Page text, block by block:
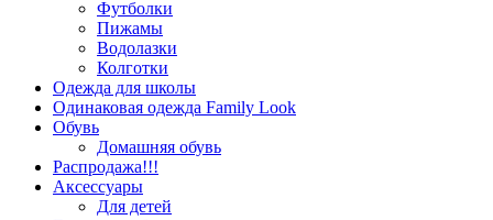
Футболки
Пижамы
Водолазки
Колготки
Одежда для школы
Одинаковая одежда Family Look
Обувь
Домашняя обувь
Распродажа!!!
Аксессуары
Для детей